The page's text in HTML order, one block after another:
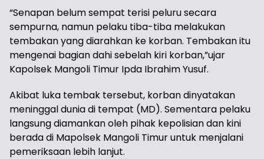
“Senapan belum sempat terisi peluru secara
sempurna, namun pelaku tiba-tiba melakukan
tembakan yang diarahkan ke korban. Tembakan itu
mengenai bagian dahi sebelah kiri korban,”ujar
Kapolsek Mangoli Timur Ipda Ibrahim Yusuf.
Akibat luka tembak tersebut, korban dinyatakan
meninggal dunia di tempat (MD). Sementara pelaku
langsung diamankan oleh pihak kepolisian dan kini
berada di Mapolsek Mangoli Timur untuk menjalani
pemeriksaan lebih lanjut.